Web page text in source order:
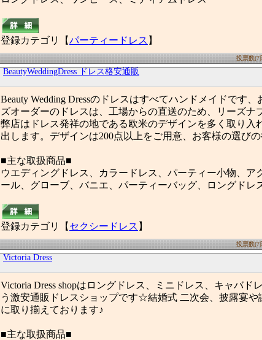
登録カテゴリ【パーティードレス 】
投票数(7
BeautyWeddingDress ドレス格安通販
Beauty Wedding Dressのドレスはすべてハンドメイドです
ズオーダーのドレスは、工場からの直送のため、リーズナ
弊店はドレス発祥の地である欧米のデザインを多く取り入
出します。デザインは200点以上をご用意、お客様の選びの
■主な取扱商品■
ウエディングドレス、カラードレス、パーティー小物、ア
ール、グローブ、バニエ、パーティーバッグ、ロングドレ
登録カテゴリ【 セクシードレス 】
投票数(7
Victoria Dress
Victoria Dress shopはロングドレス、ミニドレス、キャバド
う激安通販ドレスショップです☆結婚式 二次会、披露宴や
に取り揃えております♪
■主な取扱商品■